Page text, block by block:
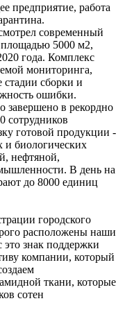
предприятие, работа
современный
5000 м2,
года. Комплекс
мониторинга,
стадии сборки и
ошибки.
завершено в рекордно
сотрудников
готовой продукции -
и биологических
нефтяной,
В день на
до 8000 единиц
городского
расположены наши
знак поддержки
компании, который
ткани, которые
сотен